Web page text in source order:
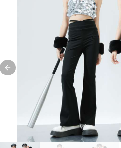
Previous slide